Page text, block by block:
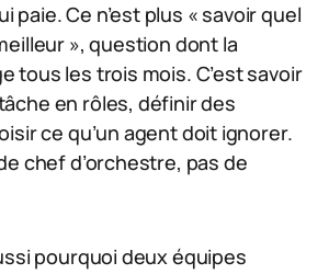
paie. Ce n’est plus « savoir quel
», question dont la
tous les trois mois. C’est savoir
en rôles, définir des
ce qu’un agent doit ignorer.
chef d’orchestre, pas de
pourquoi deux équipes